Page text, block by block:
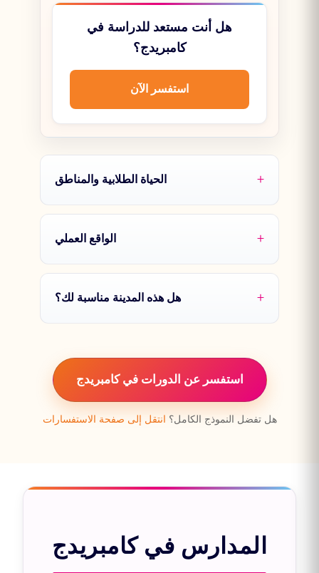
هل أنت مستعد للدراسة في
كامبريدج؟
استفسر الآن
الحياة الطلابية والمناطق
الواقع العملي
هل هذه المدينة مناسبة لك؟
استفسر عن الدورات في كامبريدج
هل تفضل النموذج الكامل؟ انتقل إلى صفحة الاستفسارات
المدارس في كامبريدج